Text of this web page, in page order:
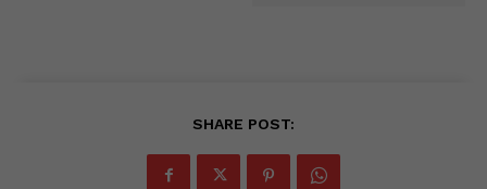
SHARE POST: